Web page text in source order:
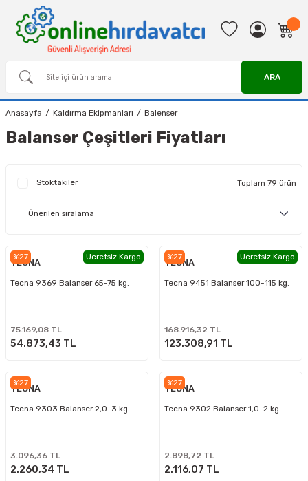
ARA
Anasayfa Kaldırma Ekipmanları Balenser
Balanser Çeşitleri Fiyatları
Stoktakiler Toplam 79 ürün
%27 Ücretsiz Kargo
TECNA
Tecna 9369 Balanser 65-75 kg.
75.169,08 TL
54.873,43 TL
%27 Ücretsiz Kargo
TECNA
Tecna 9451 Balanser 100-115 kg.
168.916,32 TL
123.308,91 TL
%27
TECNA
Tecna 9303 Balanser 2,0-3 kg.
3.096,36 TL
2.260,34 TL
%27
TECNA
Tecna 9302 Balanser 1,0-2 kg.
2.898,72 TL
2.116,07 TL